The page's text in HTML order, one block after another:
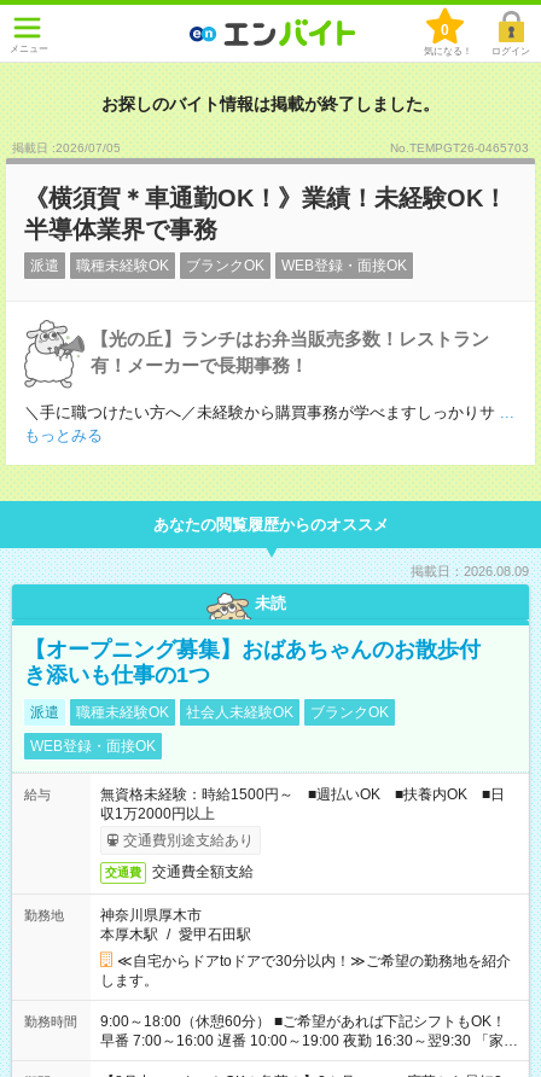
メニュー
0
気になる！ ログイン
お探しのバイト情報は掲載が終了しました。
掲載日 :2026/07/05 No.TEMPGT26-0465703
《横須賀＊車通勤OK！》業績！未経験OK！
半導体業界で事務
派遣 職種未経験OK ブランクOK WEB登録・面接OK
【光の丘】ランチはお弁当販売多数！レストラン
有！メーカーで長期事務！
＼手に職つけたい方へ／未経験から購買事務が学べますしっかりサ ...
もっとみる
あなたの閲覧履歴からのオススメ
掲載日：2026.08.09
未読
【オープニング募集】おばあちゃんのお散歩付
き添いも仕事の1つ
派遣 職種未経験OK 社会人未経験OK
ブランクOK
WEB登録・面接OK
給与
無資格未経験：時給1500円～ ■週払いOK ■扶養内OK ■日
収1万2000円以上
交通費別途支給あり
交通費 交通費全額支給
勤務地
神奈川県厚木市
本厚木駅 / 愛甲石田駅
≪自宅からドアtoドアで30分以内！≫ご希望の勤務地を紹介
します。
勤務時間
9:00～18:00（休憩60分） ■ご希望があれば下記シフトもOK！
早番 7:00～16:00 遅番 10:00～19:00 夜勤 16:30～翌9:30 「家族
と休みを合わせたい」 「余裕を持って夕飯の準備がしたい」